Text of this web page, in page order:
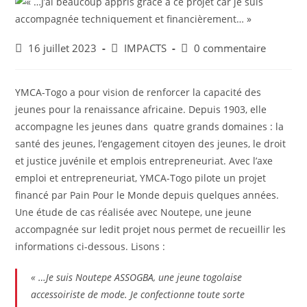
16 juillet 2023 IMPACTS 0 commentaire
YMCA-Togo a pour vision de renforcer la capacité des
jeunes pour la renaissance africaine. Depuis 1903, elle
accompagne les jeunes dans quatre grands domaines : la
santé des jeunes, l’engagement citoyen des jeunes, le droit
et justice juvénile et emplois entrepreneuriat. Avec l’axe
emploi et entrepreneuriat, YMCA-Togo pilote un projet
financé par Pain Pour le Monde depuis quelques années.
Une étude de cas réalisée avec Noutepe, une jeune
accompagnée sur ledit projet nous permet de recueillir les
informations ci-dessous. Lisons :
« …Je suis Noutepe ASSOGBA, une jeune togolaise
accessoiriste de mode. Je confectionne toute sorte